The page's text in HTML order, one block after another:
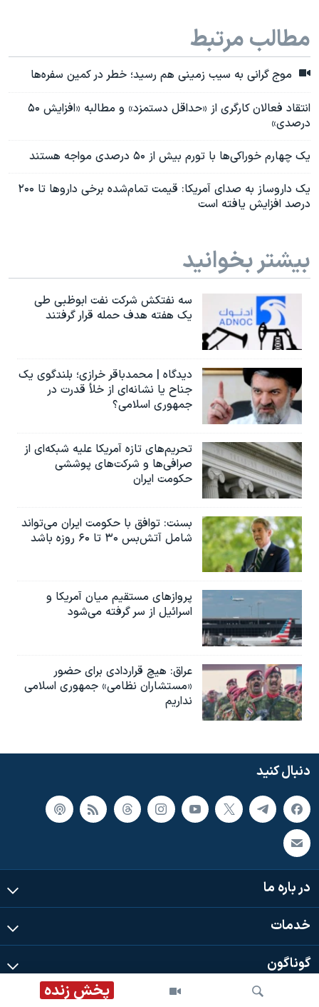
پخش زنده
مطالب مرتبط
موج گرانی به سیب زمینی هم رسید؛ خطر در کمین سفره‌ها
انتقاد فعالان کارگری از «حداقل دستمزد» و مطالبه «افزایش ۵۰
درصدی»
یک چهارم خوراکی‌ها با تورم بیش از ۵۰ درصدی مواجه هستند
یک داروساز به صدای آمریکا: قیمت تمام‌شده برخی داروها تا ۲۰۰
درصد افزایش یافته است
بیشتر بخوانید
سه نفتکش شرکت نفت ابوظبی طی
یک هفته هدف حمله قرار گرفتند
دیدگاه | محمدباقر خرازی؛ بلندگوی یک
جناح یا نشانه‌ای از خلأ قدرت در
جمهوری اسلامی؟
تحریم‌های تازه آمریکا علیه شبکه‌ای از
صرافی‌ها و شرکت‌های پوششی
حکومت ایران
بسنت: توافق با حکومت ایران می‌تواند
شامل آتش‌بس ۳۰ تا ۶۰ روزه باشد
پروازهای مستقیم میان آمریکا و
اسرائیل از سر گرفته می‌شود
عراق: هیچ قراردادی برای حضور
«مستشاران نظامی» جمهوری اسلامی
نداریم
دنبال کنید
در باره ما
خدمات
گوناگون